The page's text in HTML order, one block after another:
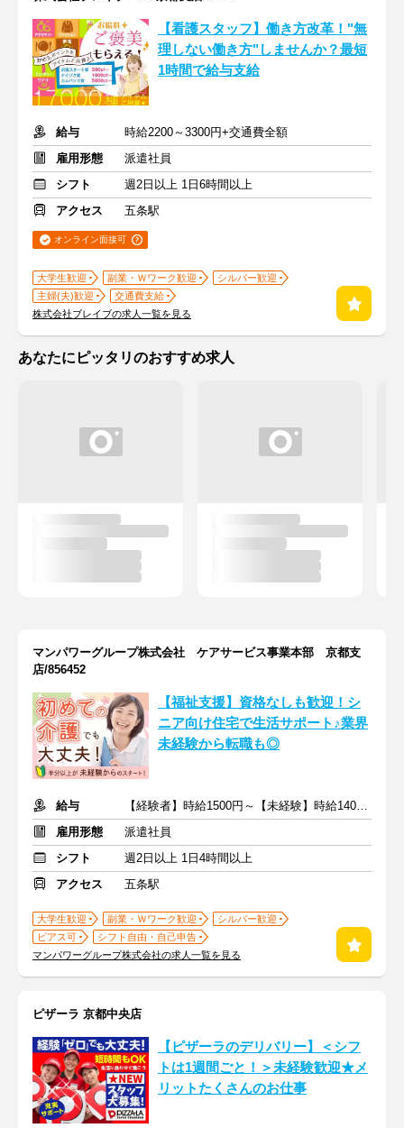
【看護スタッフ】働き方改革！"無
理しない働き方"しませんか？最短
1時間で給与支給
給与
時給2200～3300円+交通費全額
雇用形態
派遣社員
シフト
週2日以上 1日6時間以上
アクセス
五条駅
オンライン面接可
大学生歓迎 副業・Ｗワーク歓迎
シルバー歓迎
主婦(夫)歓迎
交通費支給
株式会社ブレイブの求人一覧を見る
あなたにピッタリのおすすめ求人
マンパワーグループ株式会社 ケアサービス事業本部 京都支
店/856452
【福祉支援】資格なしも歓迎！シ
ニア向け住宅で生活サポート♪業界
未経験から転職も◎
給与
【経験者】時給1500円～【未経験】時給1400円～ ※交通費全額
雇用形態
派遣社員
シフト
週2日以上 1日4時間以上
アクセス
五条駅
大学生歓迎 副業・Ｗワーク歓迎
シルバー歓迎
ピアス可
シフト自由・自己申告
マンパワーグループ株式会社の求人一覧を見る
ピザーラ 京都中央店
【ピザーラのデリバリー】＜シフ
トは1週間ごと！＞未経験歓迎★メ
リットたくさんのお仕事